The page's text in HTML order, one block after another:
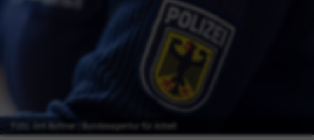
Foto: Grit Büttner | Bundesagentur für Arbeit